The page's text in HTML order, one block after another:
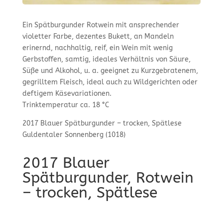
Ein Spätburgunder Rotwein mit ansprechender
violetter Farbe, dezentes Bukett, an Mandeln
erinernd, nachhaltig, reif, ein Wein mit wenig
Gerbstoffen, samtig, ideales Verhältnis von Säure,
Süße und Alkohol, u. a. geeignet zu Kurzgebratenem,
gegrilltem Fleisch, ideal auch zu Wildgerichten oder
deftigem Käsevariationen.
Trinktemperatur ca. 18 °C
2017 Blauer Spätburgunder – trocken, Spätlese
Guldentaler Sonnenberg (1018)
2017 Blauer
Spätburgunder, Rotwein
– trocken, Spätlese